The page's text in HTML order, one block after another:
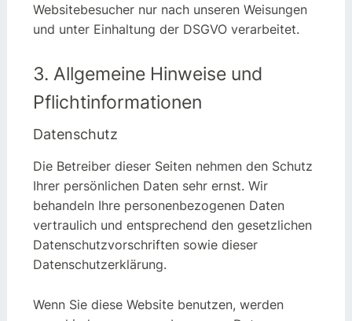
Websitebesucher nur nach unseren Weisungen
und unter Einhaltung der DSGVO verarbeitet.
3. Allgemeine Hinweise und
Pflicht­informationen
Datenschutz
Die Betreiber dieser Seiten nehmen den Schutz
Ihrer persönlichen Daten sehr ernst. Wir
behandeln Ihre personenbezogenen Daten
vertraulich und entsprechend den gesetzlichen
Datenschutzvorschriften sowie dieser
Datenschutzerklärung.
Wenn Sie diese Website benutzen, werden